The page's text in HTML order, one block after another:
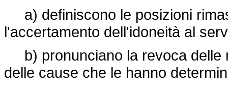
a) definiscono le posizioni
l'accertamento dell'idoneità al
b) pronunciano la revoca delle
delle cause che le hanno